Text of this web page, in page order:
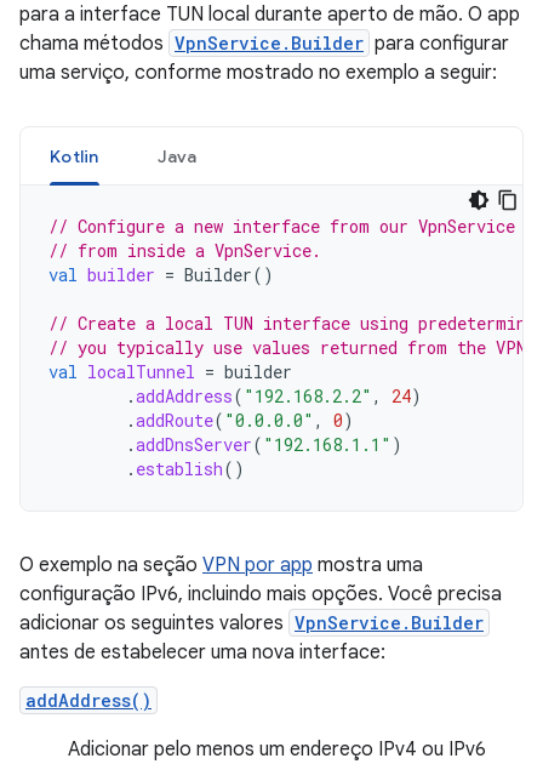
para a interface TUN local durante aperto de mão. O app
chama métodos VpnService.Builder para configurar
uma serviço, conforme mostrado no exemplo a seguir:
Kotlin Java
// Configure a new interface from our VpnService
// from inside a VpnService.
val builder = Builder()
// Create a local TUN interface using
// you typically use values returned from the VPN
val localTunnel = builder
.addAddress( "192.168.2.2" , 24)
.addRoute( "0.0.0.0" , 0)
.addDnsServer( "192.168.1.1" )
. establish()
O exemplo na seção VPN por app mostra uma
configuração IPv6, incluindo mais opções. Você precisa
adicionar os seguintes valores VpnService.Builder
antes de estabelecer uma nova interface:
addAddress()
Adicionar pelo menos um endereço IPv4 ou IPv6